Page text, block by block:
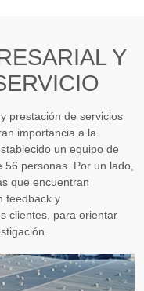
Y
prestación de servicios
importancia a la
un equipo de
personas. Por un lado,
que encuentran
feedback y
clientes, para orientar